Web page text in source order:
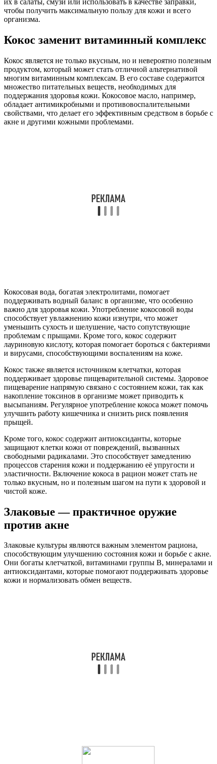
чтобы получить максимальную пользу для кожи и всего
организма.
Кокос заменит витаминный комплекс
Кокос является не только вкусным, но и невероятно полезным
продуктом, который может стать отличной альтернативой
многим витаминным комплексам. В его составе содержится
множество питательных веществ, необходимых для
поддержания здоровья кожи. Кокосовое масло, например,
обладает антимикробными и противовоспалительными
свойствами, что делает его эффективным средством в борьбе с
акне и другими кожными проблемами.
Кокосовая вода, богатая электролитами, помогает
поддерживать водный баланс в организме, что особенно
важно для здоровья кожи. Употребление кокосовой воды
способствует увлажнению кожи изнутри, что может
уменьшить сухость и шелушение, часто сопутствующие
проблемам с прыщами. Кроме того, кокос содержит
лауриновую кислоту, которая помогает бороться с бактериями
и вирусами, способствующими воспалениям на коже.
Кокос также является источником клетчатки, которая
поддерживает здоровье пищеварительной системы. Здоровое
пищеварение напрямую связано с состоянием кожи, так как
накопление токсинов в организме может приводить к
высыпаниям. Регулярное употребление кокоса может помочь
улучшить работу кишечника и снизить риск появления
прыщей.
Кроме того, кокос содержит антиоксиданты, которые
защищают клетки кожи от повреждений, вызванных
свободными радикалами. Это способствует замедлению
процессов старения кожи и поддержанию её упругости и
эластичности. Включение кокоса в рацион может стать не
только вкусным, но и полезным шагом на пути к здоровой и
чистой коже.
Злаковые — практичное оружие
против акне
Злаковые культуры являются важным элементом рациона,
способствующим улучшению состояния кожи и борьбе с акне.
Они богаты клетчаткой, витаминами группы B, минералами и
антиоксидантами, которые помогают поддерживать здоровье
кожи и нормализовать обмен веществ.